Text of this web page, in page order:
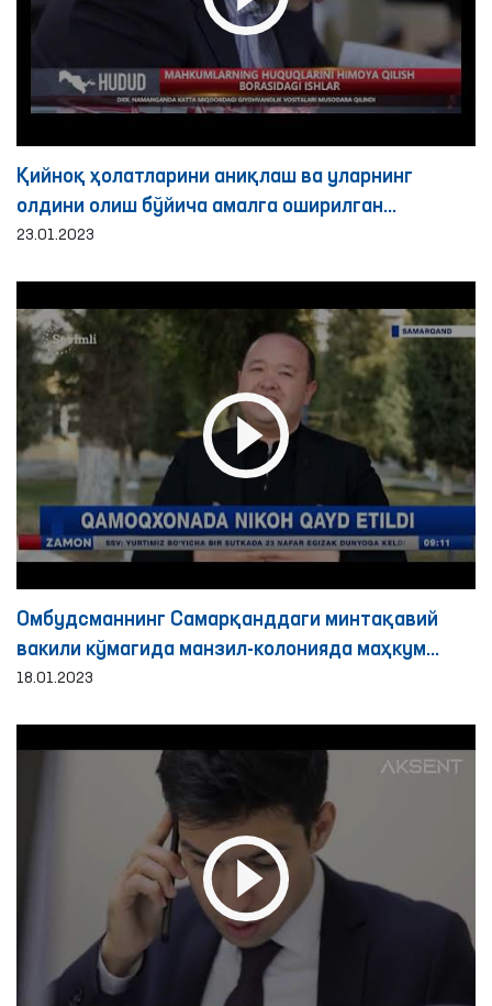
Қийноқ ҳолатларини аниқлаш ва уларнинг
олдини олиш бўйича амалга оширилган
ислоҳотлар
23.01.2023
Омбудсманнинг Самарқанддаги минтақавий
вакили кўмагида манзил-колонияда маҳкум
никоҳи қайд этилди
18.01.2023